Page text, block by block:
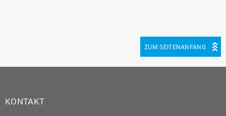
ZUM SEITENANFANG
KONTAKT